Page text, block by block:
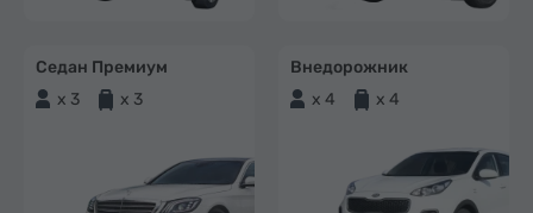
Седан Премиум
x 3
x 3
Внедорожник
x 4
x 4